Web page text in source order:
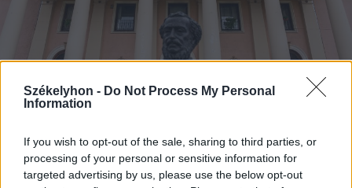
Székelyhon - Do Not Process My Personal
Information
If you wish to opt-out of the sale, sharing to third parties, or
processing of your personal or sensitive information for
targeted advertising by us, please use the below opt-out
2025. február 26., szerda
Két nagy költő levelezése